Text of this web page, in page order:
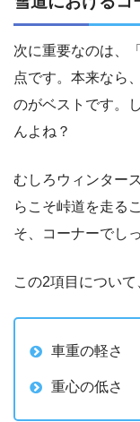
次に重要なのは、
点です。本来なら
のがベストです。
んよね？
むしろウィンター
らこそ峠道を走る
そ、コーナーでし
この2項目につい
車重の軽さ
重心の低さ